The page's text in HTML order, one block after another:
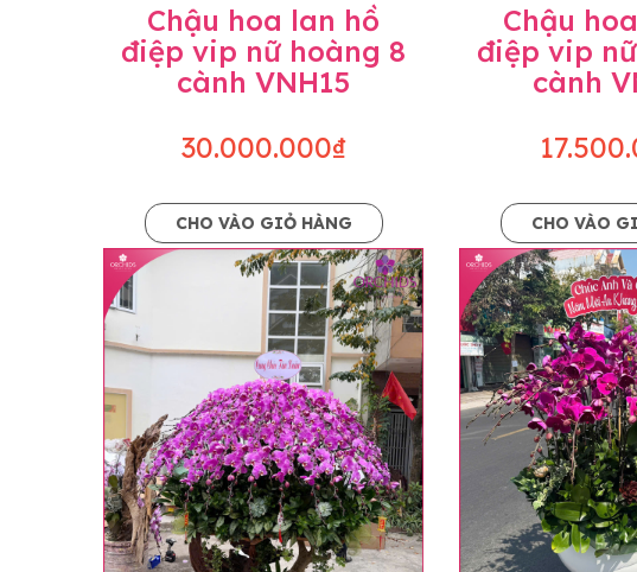
Lưu ý trước khi đặt hàng
• Về cây hoa: Một chậu hoa lan hồ điệp đẹp và
khác nhau đôi chút giữa sản phẩm thực tế và trên
nhiều, nở ít khi shop có sẵn nên sẽ thay đổi về độ
• Về kiểu dáng & phụ kiện: Beautiful Orchids cam
nếu có thay đổi về màu sắc hoa và kiểu chậu cũng
loại hoa và phụ kiện thay thế, vẫn giữ nguyên mức
Chậu hoa lan hồ
điệp vip nữ hoàng 8
cành VNH15
30.000.000₫
CHO VÀO GIỎ HÀNG
Chậu
điệp vip
cành
CHO VÀO